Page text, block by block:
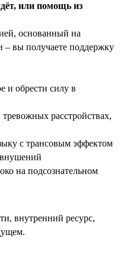
или помощь из
основанный на
– вы получаете поддержку
и обрести силу в
расстройствах,
с трансовым эффектом
на подсознательном
внутренний ресурс,